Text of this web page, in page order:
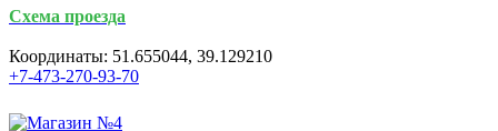
Схема проезда
Координаты: 51.655044, 39.129210
+7-473-270-93-70